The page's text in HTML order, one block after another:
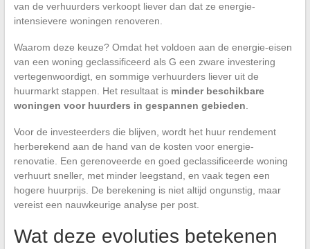
van de verhuurders verkoopt liever dan dat ze energie-
intensievere woningen renoveren.
Waarom deze keuze? Omdat het voldoen aan de energie-eisen
van een woning geclassificeerd als G een zware investering
vertegenwoordigt, en sommige verhuurders liever uit de
huurmarkt stappen. Het resultaat is minder beschikbare
woningen voor huurders in gespannen gebieden.
Voor de investeerders die blijven, wordt het huur rendement
herberekend aan de hand van de kosten voor energie-
renovatie. Een gerenoveerde en goed geclassificeerde woning
verhuurt sneller, met minder leegstand, en vaak tegen een
hogere huurprijs. De berekening is niet altijd ongunstig, maar
vereist een nauwkeurige analyse per post.
Wat deze evoluties betekenen